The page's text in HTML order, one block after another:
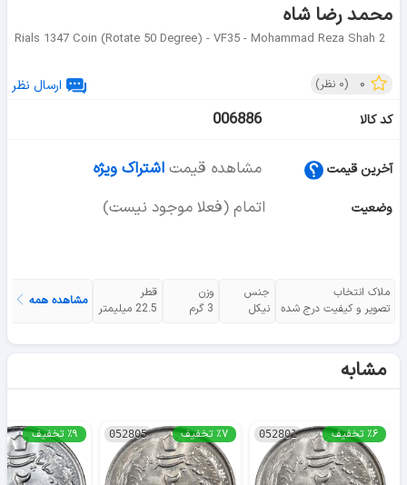
محمد رضا شاه
2 Rials 1347 Coin (rotate 50 Degree) - VF35 - Mohammad Reza Shah
۰ (۰ نظر)
ارسال نظر
کد کالا
006886
آخرین قیمت مشاهده قیمت اشتراک ویژه
وضعیت اتمام (فعلا موجود نیست)
ملاک انتخاب
تصویر و کیفیت درج شده
جنس
نیکل
وزن
3 گرم
قطر
22.5 میلیمتر
مشاهده همه
مشابه
052801 ٪۶ تخفیف 052805 ٪۷ تخفیف ٪۹ تخفیف